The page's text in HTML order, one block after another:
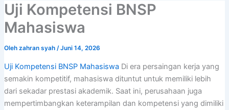
Uji Kompetensi BNSP
Mahasiswa
Oleh zahran syah /Juni 14, 2026
Uji Kompetensi BNSP Mahasiswa Di era persaingan kerja yang
semakin kompetitif, mahasiswa dituntut untuk memiliki lebih
dari sekadar prestasi akademik. Saat ini, perusahaan juga
mempertimbangkan keterampilan dan kompetensi yang dimiliki